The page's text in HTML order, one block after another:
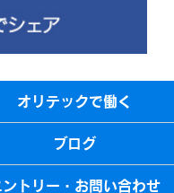
オリテックで働く
ブログ
ントリー・お問い合わせ